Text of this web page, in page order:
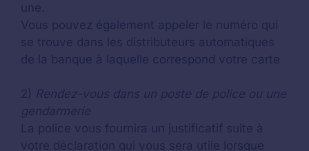
une.
Vous pouvez également appeler le numéro qui
se trouve dans les distributeurs automatiques
de la banque à laquelle correspond votre carte
2) Rendez-vous dans un poste de police ou une
gendarmerie
La police vous fournira un justificatif suite à
votre déclaration qui vous sera utile lorsque